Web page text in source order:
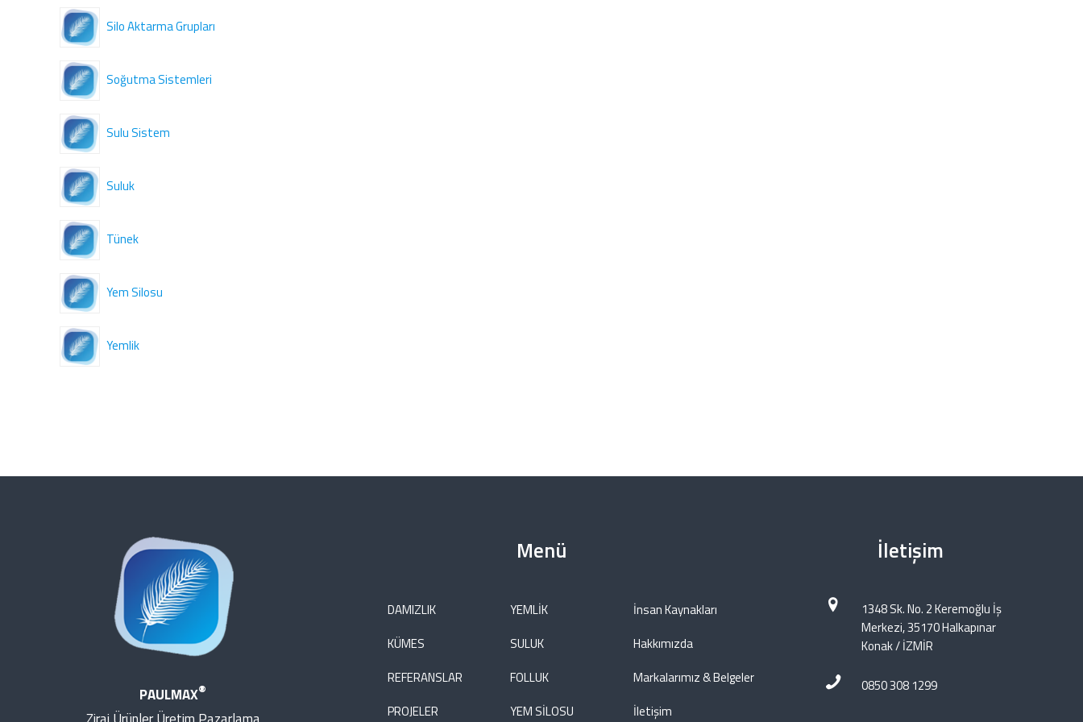
Silo Aktarma Grupları
Soğutma Sistemleri
Sulu Sistem
Suluk
Tünek
Yem Silosu
Yemlik
PAULMAX®
Menü
DAMIZLIK
KÜMES
REFERANSLAR
PROJELER
YEMLİK
SULUK
FOLLUK
YEM SİLOSU
İnsan Kaynakları
Hakkımızda
Markalarımız & Belgeler
İletişim
İletişim
1348 Sk. No. 2 Keremoğlu İş
Merkezi, 35170 Halkapınar
Konak / İZMİR
0850 308 1299